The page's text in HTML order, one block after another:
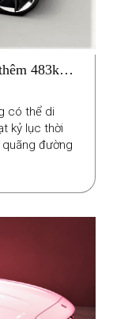
483km
có thể di
kỷ lục thời
đường